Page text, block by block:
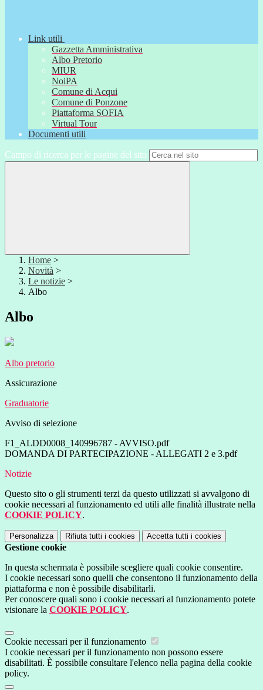
Link utili
Gazzetta Amministrativa
Albo Pretorio
MIUR
NoiPA
Comune di Acqui
Comune di Ponzone
Piattaforma SOFIA
Virtual Tour
Documenti utili
Campo di ricerca per le pagine del sito
Home >
Novità >
Le notizie >
Albo
Albo
Albo pretorio
Assicurazione
Graduatorie
Avviso di selezione
F1_ALDD0008_140996787 - AVVISO.pdf
DOMANDA DI PARTECIPAZIONE - ALLEGATI 2 e 3.pdf
Notizie
Questo sito o gli strumenti terzi da questo utilizzati si avvalgono di
cookie necessari al funzionamento ed utili alle finalità illustrate nella
COOKIE POLICY.
Personalizza Rifiuta tutti i cookies Accetta tutti i cookies
Gestione cookie
In questa schermata è possibile scegliere quali cookie consentire.
I cookie necessari sono quelli che consentono il funzionamento della
piattaforma e non è possibile disabilitarli.
Per conoscere quali sono i cookie necessari al funzionamento potete
visionare la COOKIE POLICY.
Cookie necessari per il funzionamento
I cookie necessari per il funzionamento non possono essere
disabilitati. È possibile consultare l'elenco nella pagina della cookie
policy.